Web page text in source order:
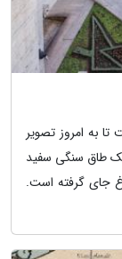
به امروز تصویر
یک طاق سنگی سفید
شلوغ جای گرفته است.